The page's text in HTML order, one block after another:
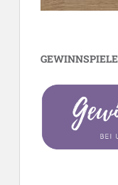
GEWINNSPIELE